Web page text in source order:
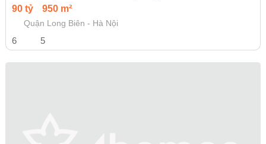
90 tỷ 950 m²
Quận Long Biên - Hà Nội
6 5